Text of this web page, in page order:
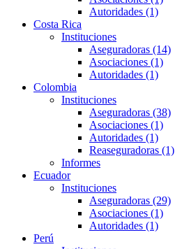
Autoridades (1)
Costa Rica
Instituciones
Aseguradoras (14)
Asociaciones (1)
Autoridades (1)
Colombia
Instituciones
Aseguradoras (38)
Asociaciones (1)
Autoridades (1)
Reaseguradoras (1)
Informes
Ecuador
Instituciones
Aseguradoras (29)
Asociaciones (1)
Autoridades (1)
Perú